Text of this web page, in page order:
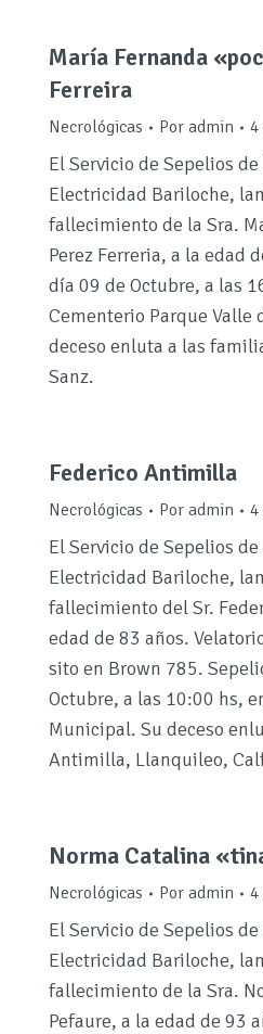
María Fernanda
Ferreira
Necrológicas Por admin 4
El Servicio de Sepelios
Electricidad Bariloche,
fallecimiento de la Sra.
Perez Ferreria, a la edad
día 09 de Octubre, a las
Cementerio Parque Valle
deceso enluta a las
Sanz.
Federico Antimilla
Necrológicas Por admin 4
El Servicio de Sepelios
Electricidad Bariloche,
fallecimiento del Sr.
edad de 83 años.
sito en Brown 785.
Octubre, a las 10:00 hs,
Municipal. Su deceso
Antimilla, Llanquileo,
Norma Catalina
Necrológicas Por admin 4
El Servicio de Sepelios
Electricidad Bariloche,
fallecimiento de la Sra.
Pefaure, a la edad de 93